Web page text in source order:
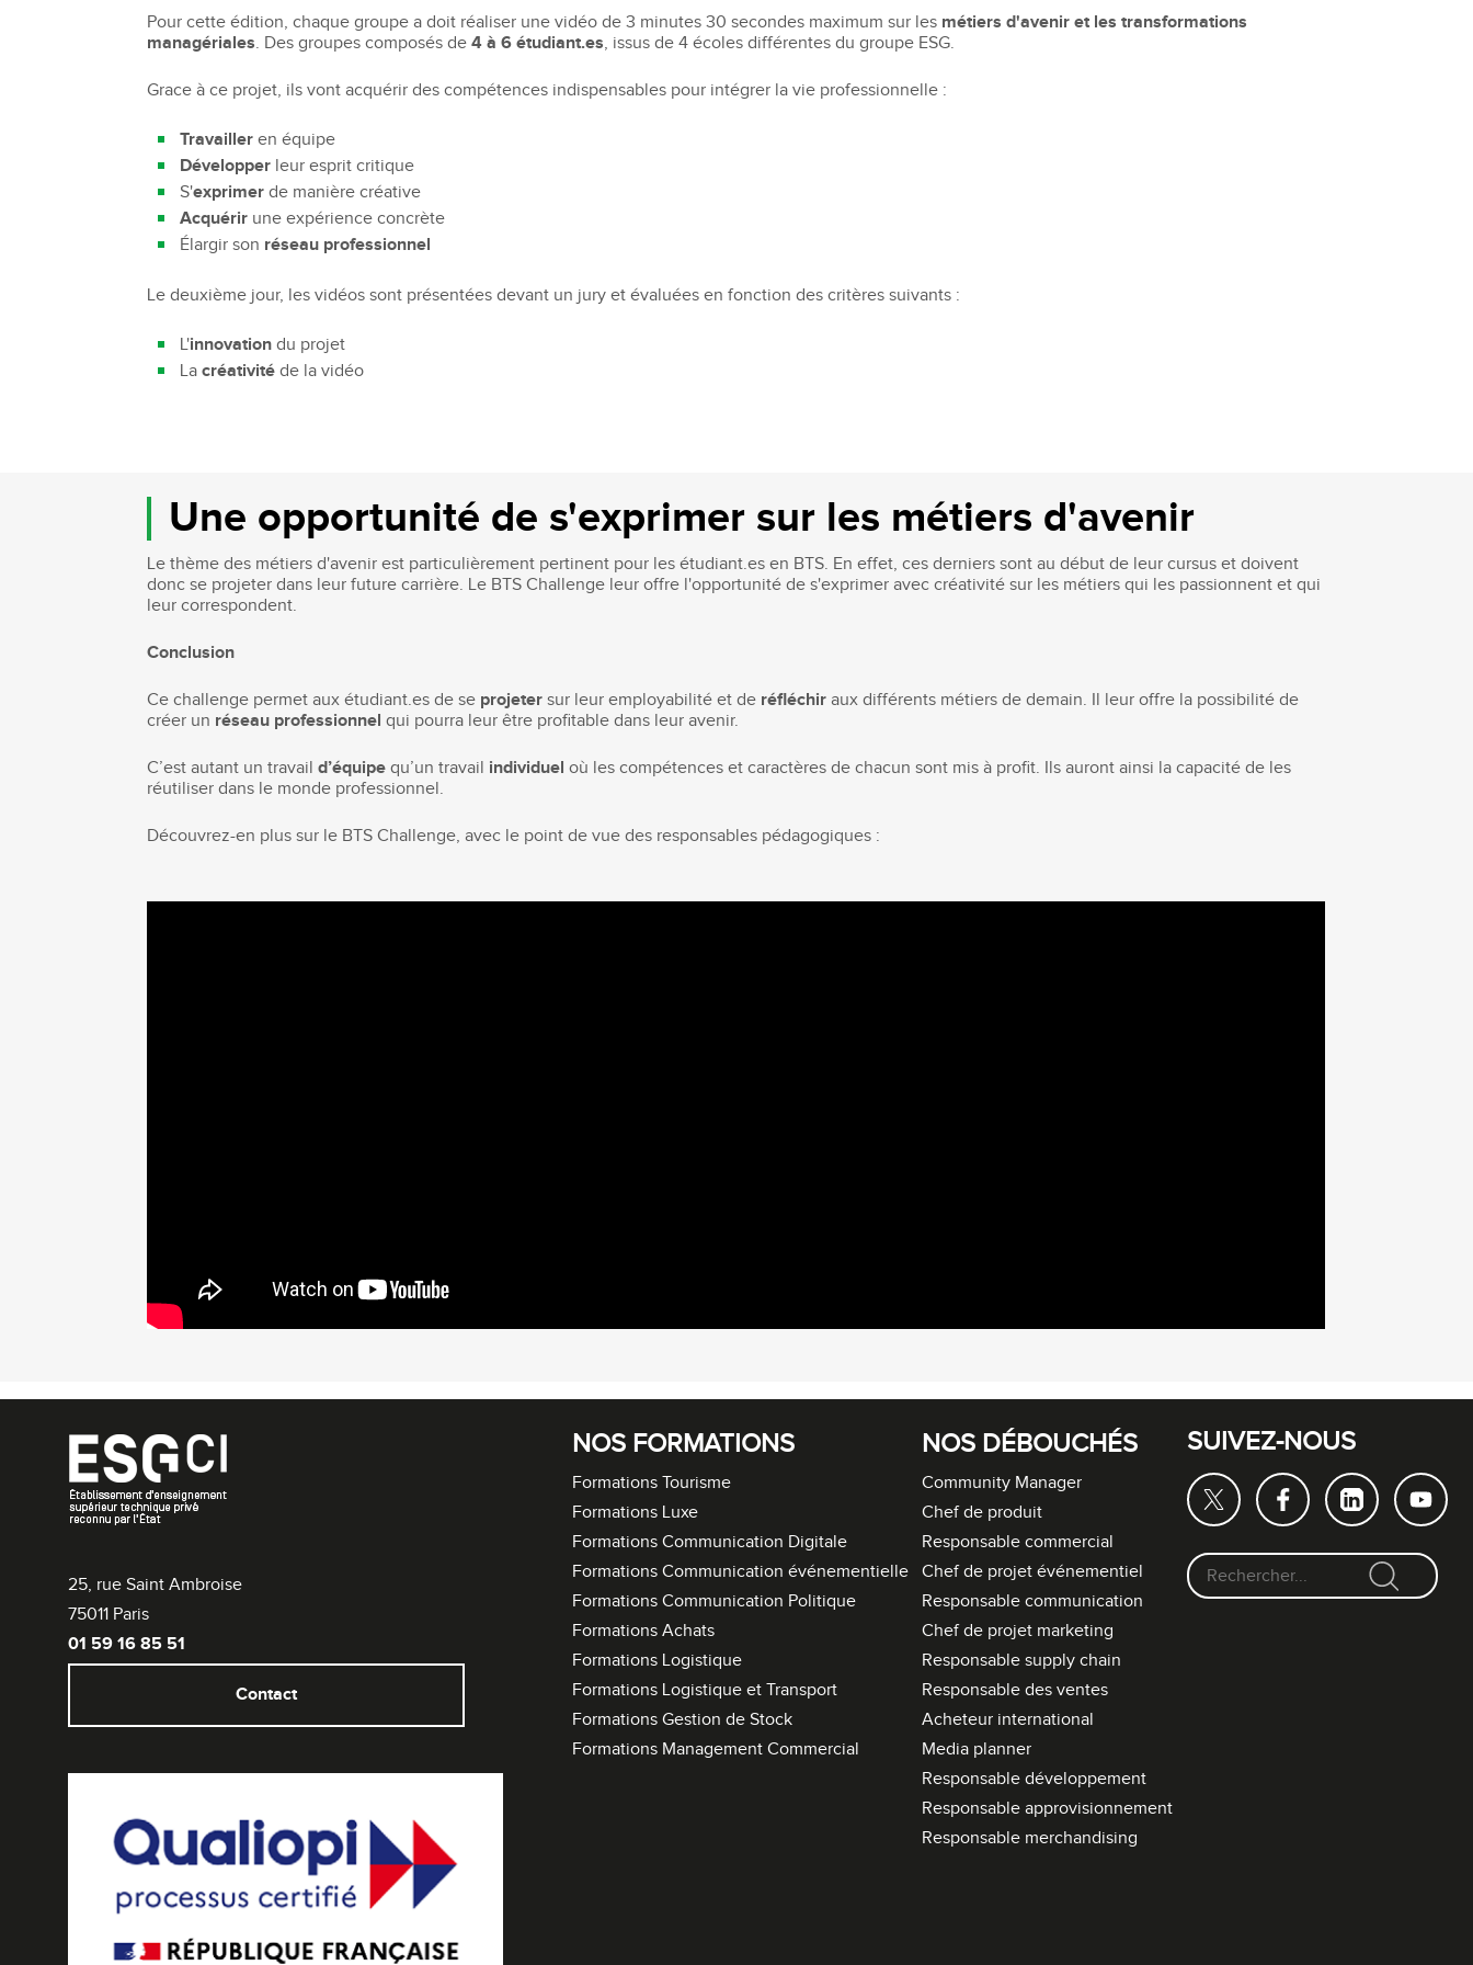
Pour cette édition, chaque groupe a doit réaliser une vidéo de 3 minutes 30 secondes maximum sur les métiers d'avenir et les transformations
managériales. Des groupes composés de4 à 6 étudiant.es, issus de 4 écoles différentes du groupe ESG.
Grace à ce projet, ils vont acquérir des compétences indispensables pour intégrer la vie professionnelle :
Travailler en équipe
Développer leur esprit critique
S'exprimer de manière créative
Acquérir une expérience concrète
Élargir son réseau professionnel
Le deuxième jour, les vidéos sont présentées devant un jury et évaluées en fonction des critères suivants :
L'innovation du projet
Lacréativité de la vidéo
Une opportunité de s'exprimer sur les métiers d'avenir
Le thème des métiers d'avenir est particulièrement pertinent pour les étudiant.es en BTS. En effet, ces derniers sont au début de leur cursus et doivent
donc se projeter dans leur future carrière. Le BTS Challenge leur offre l'opportunité de s'exprimer avec créativité sur les métiers qui les passionnent et qui
leur correspondent.
Conclusion
Ce challenge permet aux étudiant.es de se projeter sur leur employabilité et de réfléchir aux différents métiers de demain. Il leur offre la possibilité de
créer un réseau professionnel qui pourra leur être profitable dans leur avenir.
C’est autant un travaild’équipe qu’un travail individuel où les compétences et caractères de chacun sont mis à profit. Ils auront ainsi la capacité de les
réutiliser dans le monde professionnel.
Découvrez-en plus sur le BTS Challenge, avec le point de vue des responsables pédagogiques :
Le programme International à l'ESGCI
Double diplôme
Projets et voyages
Programme Disney
Former vos collaborateurs
Bachelor Commerce Marketing
Bachelor Commerce Marketing
Bachelor Communication, projets
événementiels et digitaux
Bachelor Communication
Marketing d'influence et Brand Content
Bachelor QSE - Qualité Sécurité
Environnement
Bachelor Luxe – Développement
Commercial et Marketing
Bachelor Tourisme
Mastère Supply Chain et e-Logistique
Mastère Business Development
MBA Management et Gestion d'un
25, rue Saint Ambroise
75011 Paris
01 59 16 85 51
Contact
NOS FORMATIONS
Formations Tourisme
Formations Luxe
Formations Communication Digitale
Formations Communication événementielle
Formations Communication Politique
Formations Achats
Formations Logistique
Formations Logistique et Transport
Formations Gestion de Stock
Formations Management Commercial
NOS DÉBOUCHÉS
Community Manager
Chef de produit
Responsable commercial
Chef de projet événementiel
Responsable communication
Chef de projet marketing
Responsable supply chain
Responsable des ventes
Acheteur international
Media planner
Responsable développement
Responsable approvisionnement
Responsable merchandising
SUIVEZ-NOUS
F